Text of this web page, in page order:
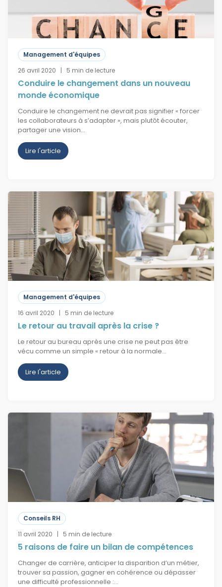
Management d'équipes
26 avril 2020 | 5 min de lecture
Conduire le changement dans un nouveau
monde économique
Conduire le changement ne devrait pas signifier « forcer
les collaborateurs à s’adapter », mais plutôt écouter,
partager une vision…
Lire l'article
Management d'équipes
16 avril 2020 | 5 min de lecture
Le retour au travail après la crise ?
Le retour au bureau après une crise ne peut pas être
vécu comme un simple « retour à la normale…
Lire l'article
Conseils RH
11 avril 2020 | 5 min de lecture
5 raisons de faire un bilan de compétences
Changer de carrière, anticiper la disparition d’un métier,
trouver sa passion, gagner en cohérence ou dépasser
une difficulté professionnelle :…